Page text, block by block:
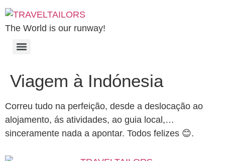
The World is our runway!
Viagem à Indónesia
Correu tudo na perfeição, desde a deslocação ao
alojamento, ás atividades, ao guia local,…
sinceramente nada a apontar. Todos felizes 😊.